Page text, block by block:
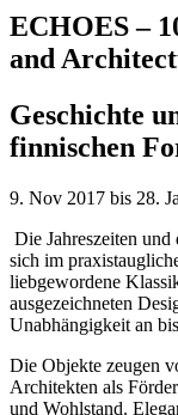
ECHOES –
and
Geschichte
finnischen
9. Nov 2017 bis 28.
Die Jahreszeiten
sich im
liebgewordene
ausgezeichneten
Unabhängigkeit an
Die Objekte zeugen
Architekten als
und Wohlstand.